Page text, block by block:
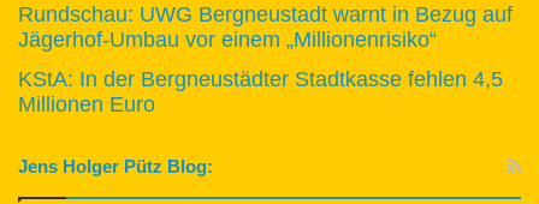
Rundschau: UWG Bergneustadt warnt in Bezug auf
Jägerhof-Umbau vor einem „Millionenrisiko“
KStA: In der Bergneustädter Stadtkasse fehlen 4,5
Millionen Euro
Jens Holger Pütz Blog: